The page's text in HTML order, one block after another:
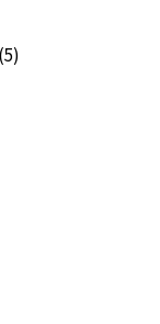
(5)